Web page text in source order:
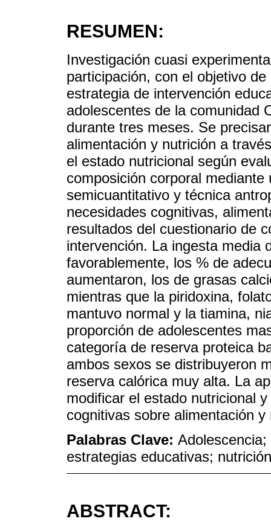
RESUMEN:
Investigación cuasi
participación, con el objetivo
estrategia de intervención
adolescentes de la comunidad
durante tres meses. Se
alimentación y nutrición a
el estado nutricional según
composición corporal
semicuantitativo y técnica
necesidades cognitivas,
resultados del cuestionario de
intervención. La ingesta media
favorablemente, los % de
aumentaron, los de grasas
mientras que la piridoxina,
mantuvo normal y la tiamina,
proporción de adolescentes
categoría de reserva proteica
ambos sexos se distribuyeron
reserva calórica muy alta. La
modificar el estado nutricional
cognitivas sobre alimentación
Palabras Clave:
estrategias educativas; nutrición
ABSTRACT: